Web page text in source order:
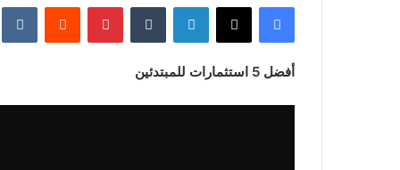
إلكترونيا
فيسبوك ‫X لينكدإن بينتيريست
أفضل 5 استثمارات للمبتدئين